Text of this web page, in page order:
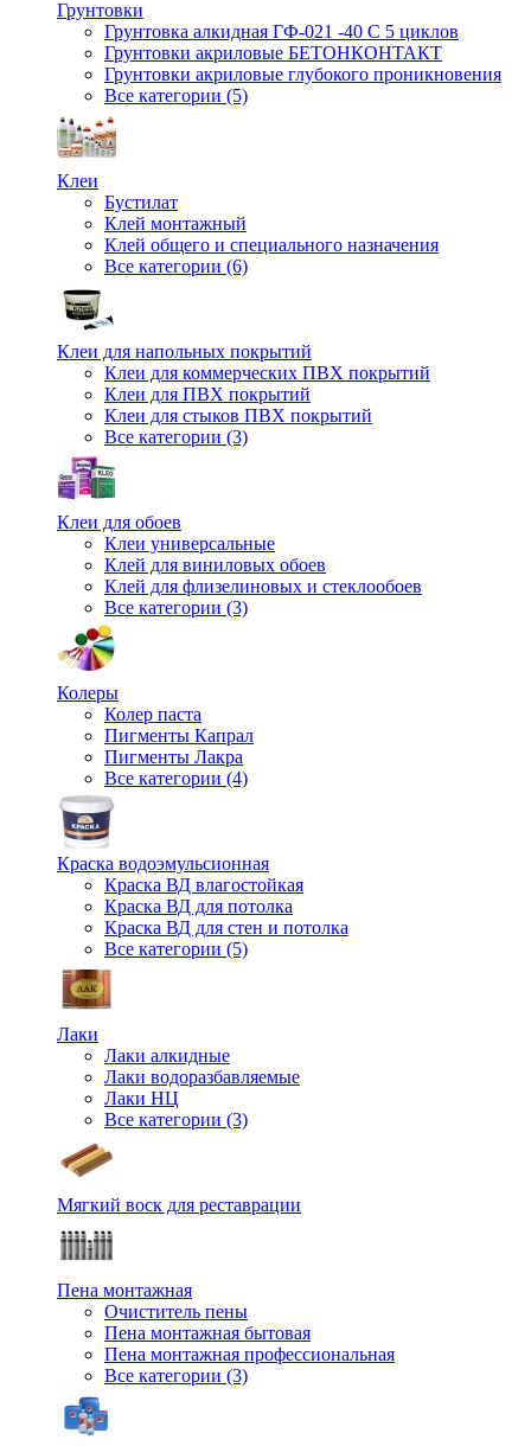
Грунтовки
Грунтовка алкидная ГФ-021 -40 С 5 циклов
Грунтовки акриловые БЕТОНКОНТАКТ
Грунтовки акриловые глубокого проникновения
Все категории (5)
Клеи
Бустилат
Клей монтажный
Клей общего и специального назначения
Все категории (6)
Клеи для напольных покрытий
Клеи для коммерческих ПВХ покрытий
Клеи для ПВХ покрытий
Клеи для стыков ПВХ покрытий
Все категории (3)
Клеи для обоев
Клеи универсальные
Клей для виниловых обоев
Клей для флизелиновых и стеклообоев
Все категории (3)
Колеры
Колер паста
Пигменты Капрал
Пигменты Лакра
Все категории (4)
Краска водоэмульсионная
Краска ВД влагостойкая
Краска ВД для потолка
Краска ВД для стен и потолка
Все категории (5)
Лаки
Лаки алкидные
Лаки водоразбавляемые
Лаки НЦ
Все категории (3)
Мягкий воск для реставрации
Пена монтажная
Очиститель пены
Пена монтажная бытовая
Пена монтажная профессиональная
Все категории (3)